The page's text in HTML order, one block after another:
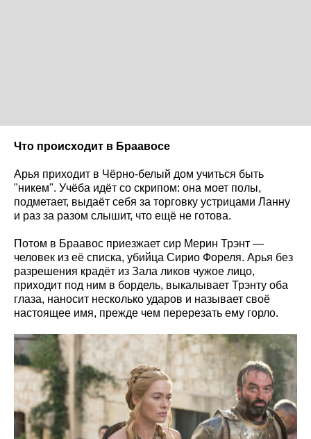
Что происходит в Браавосе
Арья приходит в Чёрно-белый дом учиться быть
"никем". Учёба идёт со скрипом: она моет полы,
подметает, выдаёт себя за торговку устрицами Ланну
и раз за разом слышит, что ещё не готова.
Потом в Браавос приезжает сир Мерин Трэнт —
человек из её списка, убийца Сирио Фореля. Арья без
разрешения крадёт из Зала ликов чужое лицо,
приходит под ним в бордель, выкалывает Трэнту оба
глаза, наносит несколько ударов и называет своё
настоящее имя, прежде чем перерезать ему горло.